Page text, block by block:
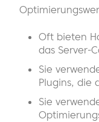
Oft bieten
das Server-
Sie
Plugins, die
Sie